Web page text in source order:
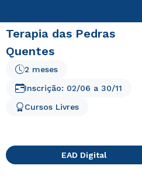
Terapia das Pedras
Quentes
2 meses
Cursos Livres
Inscrição: 02/06 a 30/11
EAD Digital
envio de
envio de